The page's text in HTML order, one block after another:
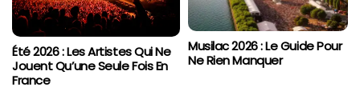
Été 2026 : Les Artistes Qui Ne
Jouent Qu’une Seule Fois En
France
Musilac 2026 : Le Guide Pour
Ne Rien Manquer